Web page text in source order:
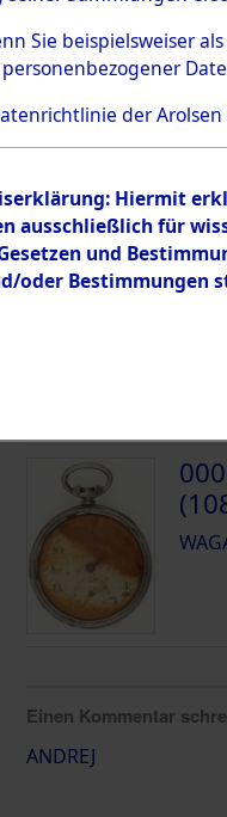
68044
DOKUMENTE
Einen Kommentar
ANDREJ
Sie beispielsweiser
der Arolsen
Hiermit
ausschließlich für
und
oder Bestimmungen